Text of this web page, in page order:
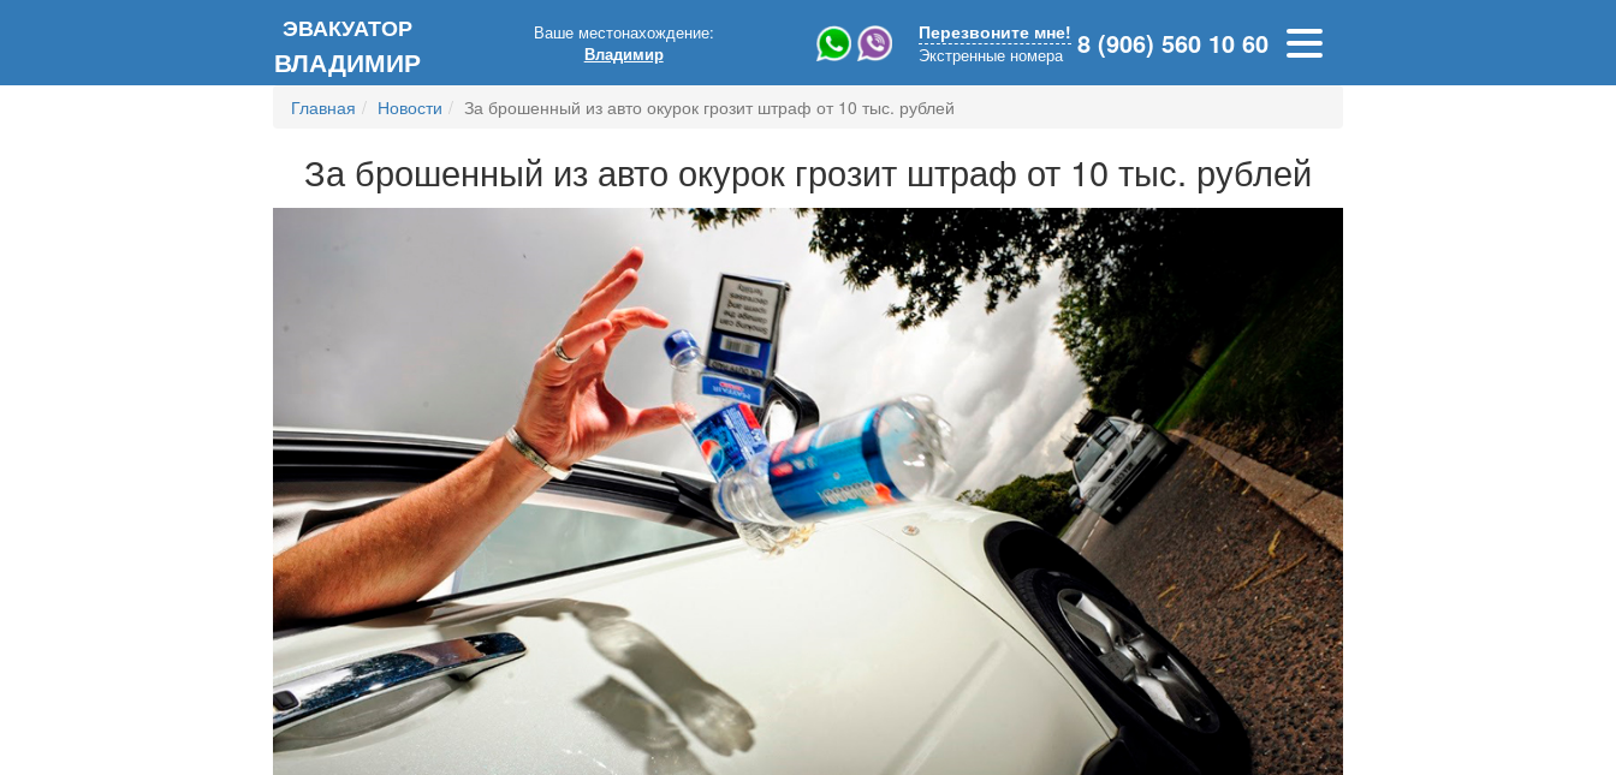
ЭВАКУАТОР
ВЛАДИМИР
Ваше местонахождение:
Владимир
Перезвоните мне!
Экстренные номера
8 (906) 560 10 60
Главная Новости За брошенный из авто окурок грозит штраф от 10 тыс. рублей
За брошенный из авто окурок грозит штраф от 10 тыс. рублей